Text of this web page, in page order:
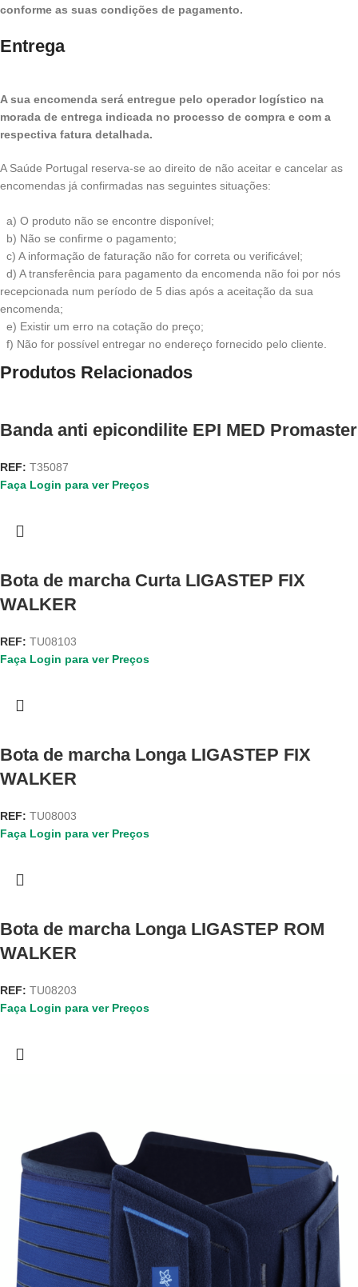
conforme as suas condições de pagamento.
Entrega
A sua encomenda será entregue pelo operador logístico na
morada de entrega indicada no processo de compra e com a
respectiva fatura detalhada.
A Saúde Portugal reserva-se ao direito de não aceitar e cancelar as
encomendas já confirmadas nas seguintes situações:
a) O produto não se encontre disponível;
b) Não se confirme o pagamento;
c) A informação de faturação não for correta ou verificável;
d) A transferência para pagamento da encomenda não foi por nós
recepcionada num período de 5 dias após a aceitação da sua
encomenda;
e) Existir um erro na cotação do preço;
f) Não for possível entregar no endereço fornecido pelo cliente.
Produtos Relacionados
Banda anti epicondilite EPI MED Promaster
REF: T35087
Faça Login para ver Preços
Bota de marcha Curta LIGASTEP FIX
WALKER
REF: TU08103
Faça Login para ver Preços
Bota de marcha Longa LIGASTEP FIX
WALKER
REF: TU08003
Faça Login para ver Preços
Bota de marcha Longa LIGASTEP ROM
WALKER
REF: TU08203
Faça Login para ver Preços